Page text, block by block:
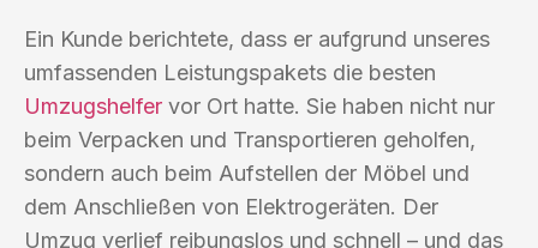
Ein Kunde berichtete, dass er aufgrund unseres
umfassenden Leistungspakets die besten
Umzugshelfer vor Ort hatte. Sie haben nicht nur
beim Verpacken und Transportieren geholfen,
sondern auch beim Aufstellen der Möbel und
dem Anschließen von Elektrogeräten. Der
Umzug verlief reibungslos und schnell – und das